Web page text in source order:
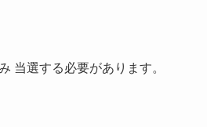
当選する必要があります。